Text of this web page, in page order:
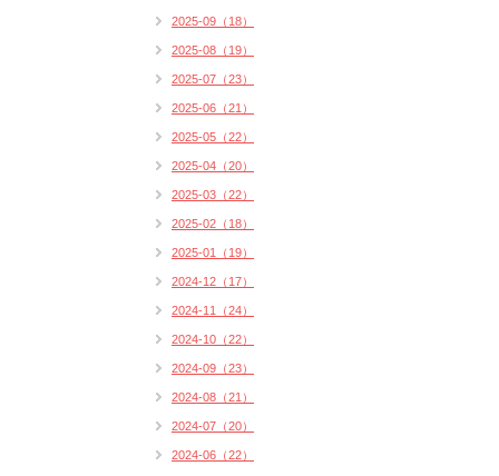
2025-09（18）
2025-08（19）
2025-07（23）
2025-06（21）
2025-05（22）
2025-04（20）
2025-03（22）
2025-02（18）
2025-01（19）
2024-12（17）
2024-11（24）
2024-10（22）
2024-09（23）
2024-08（21）
2024-07（20）
2024-06（22）